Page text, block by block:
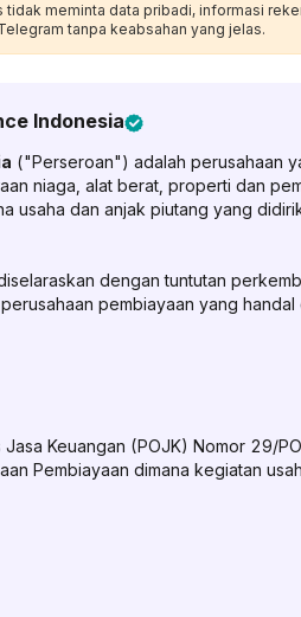
meminta data pribadi, informasi
tanpa keabsahan yang jelas.
Indonesia
("Perseroan") adalah perusahaan
niaga, alat berat, properti dan
usaha dan anjak piutang yang
dengan tuntutan
pembiayaan yang
Jasa Keuangan (POJK) Nomor 29/
Pembiayaan dimana kegiatan